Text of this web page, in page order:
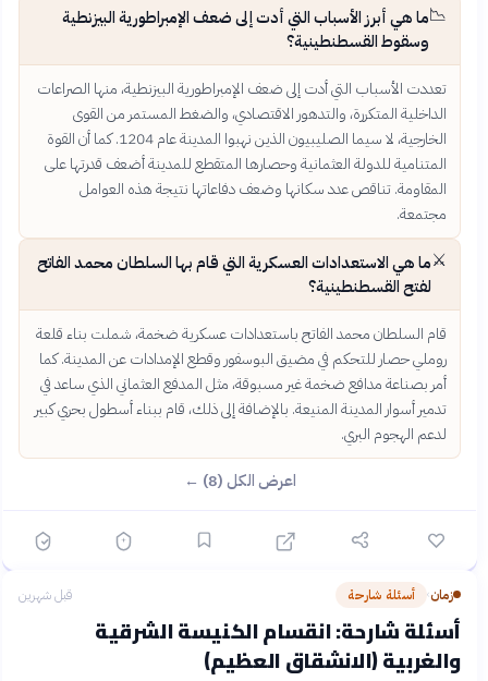
📉ما هي أبرز الأسباب التي أدت إلى ضعف الإمبراطورية البيزنطية
وسقوط القسطنطينية؟
تعددت الأسباب التي أدت إلى ضعف الإمبراطورية البيزنطية، منها الصراعات
الداخلية المتكررة، والتدهور الاقتصادي، والضغط المستمر من القوى
الخارجية، لا سيما الصليبيون الذين نهبوا المدينة عام 1204. كما أن القوة
المتنامية للدولة العثمانية وحصارها المتقطع للمدينة أضعف قدرتها على
المقاومة. تناقص عدد سكانها وضعف دفاعاتها نتيجة هذه العوامل
مجتمعة.
⚔️ما هي الاستعدادات العسكرية التي قام بها السلطان محمد الفاتح
لفتح القسطنطينية؟
قام السلطان محمد الفاتح باستعدادات عسكرية ضخمة، شملت بناء قلعة
روملي حصار للتحكم في مضيق البوسفور وقطع الإمدادات عن المدينة. كما
أمر بصناعة مدافع ضخمة غير مسبوقة، مثل المدفع العثماني الذي ساعد في
تدمير أسوار المدينة المنيعة. بالإضافة إلى ذلك، قام ببناء أسطول بحري كبير
لدعم الهجوم البري.
اعرض الكل (8) ←
زمان› أسئلة شارحة قبل شهرين
أسئلة شارحة: انقسام الكنيسة الشرقية
والغربية (الانشقاق العظيم)